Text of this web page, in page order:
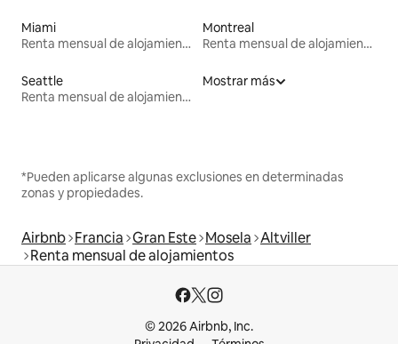
Miami
Renta mensual de alojamientos
Montreal
Renta mensual de alojamientos
Seattle
Renta mensual de alojamientos
Mostrar más
*Pueden aplicarse algunas exclusiones en determinadas
zonas y propiedades.
Airbnb Francia Gran Este Mosela Altviller
Renta mensual de alojamientos
© 2026 Airbnb, Inc.